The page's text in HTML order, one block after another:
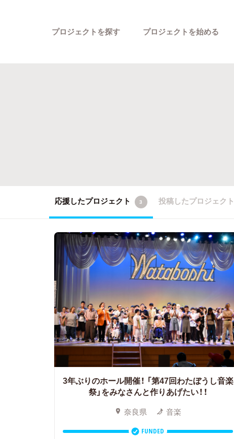
プロジェクトを探す プロジェクトを始める
応援したプロジェクト 3 投稿したプロジェクト
3年ぶりのホール開催！ 「第47回わたぼうし音楽
祭」をみなさんと作りあげたい！！
奈良県 音楽
FUNDED